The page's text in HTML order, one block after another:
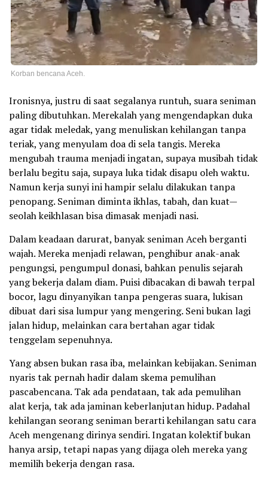
Korban bencana Aceh.
Ironisnya, justru di saat segalanya runtuh, suara seniman
paling dibutuhkan. Merekalah yang mengendapkan duka
agar tidak meledak, yang menuliskan kehilangan tanpa
teriak, yang menyulam doa di sela tangis. Mereka
mengubah trauma menjadi ingatan, supaya musibah tidak
berlalu begitu saja, supaya luka tidak disapu oleh waktu.
Namun kerja sunyi ini hampir selalu dilakukan tanpa
penopang. Seniman diminta ikhlas, tabah, dan kuat—
seolah keikhlasan bisa dimasak menjadi nasi.
Dalam keadaan darurat, banyak seniman Aceh berganti
wajah. Mereka menjadi relawan, penghibur anak-anak
pengungsi, pengumpul donasi, bahkan penulis sejarah
yang bekerja dalam diam. Puisi dibacakan di bawah terpal
bocor, lagu dinyanyikan tanpa pengeras suara, lukisan
dibuat dari sisa lumpur yang mengering. Seni bukan lagi
jalan hidup, melainkan cara bertahan agar tidak
tenggelam sepenuhnya.
Yang absen bukan rasa iba, melainkan kebijakan. Seniman
nyaris tak pernah hadir dalam skema pemulihan
pascabencana. Tak ada pendataan, tak ada pemulihan
alat kerja, tak ada jaminan keberlanjutan hidup. Padahal
kehilangan seorang seniman berarti kehilangan satu cara
Aceh mengenang dirinya sendiri. Ingatan kolektif bukan
hanya arsip, tetapi napas yang dijaga oleh mereka yang
memilih bekerja dengan rasa.